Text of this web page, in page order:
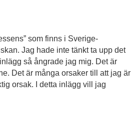
som finns i Sverige­
Jag hade inte tänkt ta upp det
så ångrade jag mig. Det är
Det är många orsaker till att jag är
orsak. I detta inlägg vill jag